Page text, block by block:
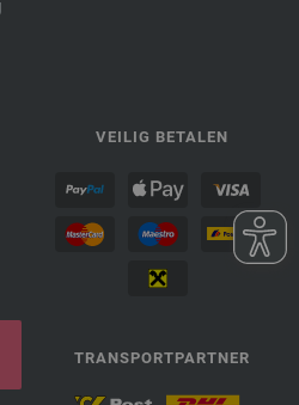
VEILIG BETALEN
TRANSPORTPARTNER